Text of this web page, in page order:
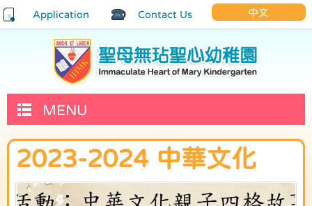
Application Contact Us 中文
MENU
2023-2024 中華文化